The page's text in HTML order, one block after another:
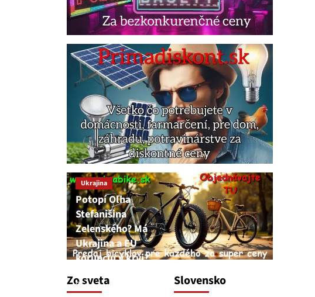
Zo sveta
Ukrajina
Potopí Oľha
Stefanišina
Zelenského? Má
Ukrajina a EU
korupciu v krvi?
7. augusta 2026
Slovensko